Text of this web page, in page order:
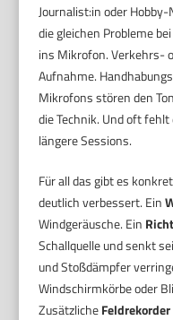
Journalist:in oder
die gleichen Probleme
ins Mikrofon. Verkehrs-
Aufnahme.
Mikrofons stören den
die Technik. Und oft
längere Sessions.
Für all das gibt es
deutlich verbessert. Ein
Windgeräusche. Ein
Schallquelle und senkt
und Stoßdämpfer
Windschirmkörbe oder
ZusätzlicheFeldrekorder